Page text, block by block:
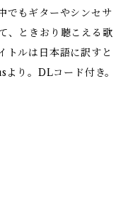
でもギターやシンセサ
、ときおり聴こえる歌
トルは日本語に訳すと
り。DLコード付き。